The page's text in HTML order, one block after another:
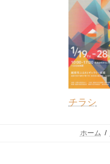
チラシ
ホーム